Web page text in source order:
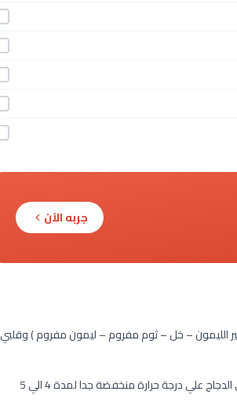
جربه الآن
الليمون – خل – ثوم مفروم – ليمون مفروم ) وقلبي
ضعي صدور الدجاج في طنجرة للطهى ببطء ثم أضيفي لها الصلصة المجهزة واتركى الدجاج علي درجة حرارة منخفضة جدا لمدة 4 الي 5